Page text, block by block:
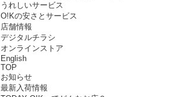
うれしいサービス
O!Kの安さとサービス
店舗情報
デジタルチラシ
オンラインストア
English
TOP
お知らせ
最新入荷情報